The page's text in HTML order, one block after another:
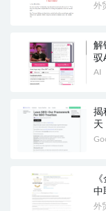
外
解
驭
AI
揭
天
中
外